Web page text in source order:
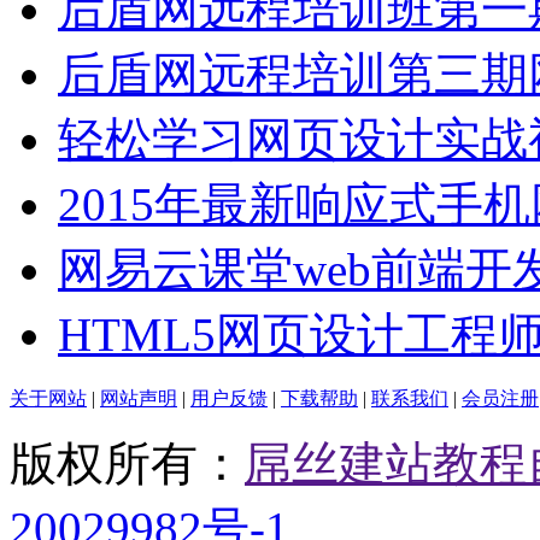
后盾网远程培训第三期
轻松学习网页设计实战
2015年最新响应式手
网易云课堂web前端开
HTML5网页设计工程
关于网站 | 网站声明 | 用户反馈 | 下载帮助 | 联系我们 | 会员注册
版权所有： 屌丝建站教
20029982号-1